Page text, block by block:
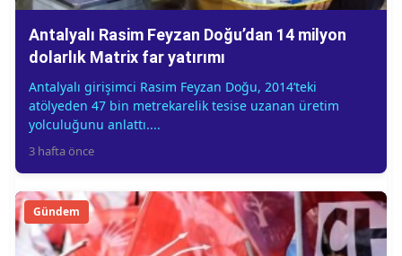
Antalyalı Rasim Feyzan Doğu’dan 14 milyon
dolarlık Matrix far yatırımı
Antalyalı girişimci Rasim Feyzan Doğu, 2014’teki
atölyeden 47 bin metrekarelik tesise uzanan üretim
yolculuğunu anlattı....
3 hafta önce
Gündem